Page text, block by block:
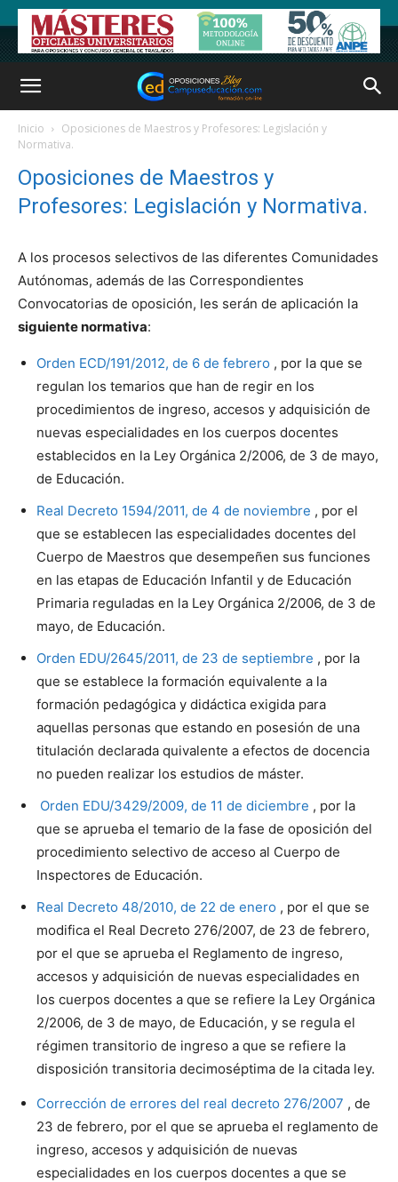
Inicio
Oposiciones de Maestros y Profesores: Legislación y
Normativa.
Oposiciones de Maestros y
Profesores: Legislación y Normativa.
A los procesos selectivos de las diferentes Comunidades
Autónomas, además de las Correspondientes
Convocatorias de oposición, les serán de aplicación la
siguiente normativa:
Orden ECD/191/2012, de 6 de febrero , por la que se
regulan los temarios que han de regir en los
procedimientos de ingreso, accesos y adquisición de
nuevas especialidades en los cuerpos docentes
establecidos en la Ley Orgánica 2/2006, de 3 de mayo,
de Educación.
Real Decreto 1594/2011, de 4 de noviembre , por el
que se establecen las especialidades docentes del
Cuerpo de Maestros que desempeñen sus funciones
en las etapas de Educación Infantil y de Educación
Primaria reguladas en la Ley Orgánica 2/2006, de 3 de
mayo, de Educación.
Orden EDU/2645/2011, de 23 de septiembre , por la
que se establece la formación equivalente a la
formación pedagógica y didáctica exigida para
aquellas personas que estando en posesión de una
titulación declarada quivalente a efectos de docencia
no pueden realizar los estudios de máster.
Orden EDU/3429/2009, de 11 de diciembre , por la
que se aprueba el temario de la fase de oposición del
procedimiento selectivo de acceso al Cuerpo de
Inspectores de Educación.
Real Decreto 48/2010, de 22 de enero , por el que se
modifica el Real Decreto 276/2007, de 23 de febrero,
por el que se aprueba el Reglamento de ingreso,
accesos y adquisición de nuevas especialidades en
los cuerpos docentes a que se refiere la Ley Orgánica
2/2006, de 3 de mayo, de Educación, y se regula el
régimen transitorio de ingreso a que se refiere la
disposición transitoria decimoséptima de la citada ley.
Corrección de errores del real decreto 276/2007 , de
23 de febrero, por el que se aprueba el reglamento de
ingreso, accesos y adquisición de nuevas
especialidades en los cuerpos docentes a que se